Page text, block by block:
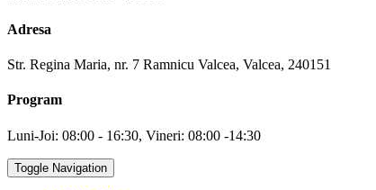
Adresa
Str. Regina Maria, nr. 7 Ramnicu Valcea, Valcea, 240151
Program
Luni-Joi: 08:00 - 16:30, Vineri: 08:00 -14:30
Toggle Navigation